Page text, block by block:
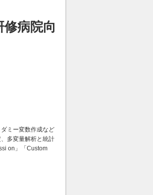
病院向
ミー変数作成など
多変量解析と統計
on」「Custom